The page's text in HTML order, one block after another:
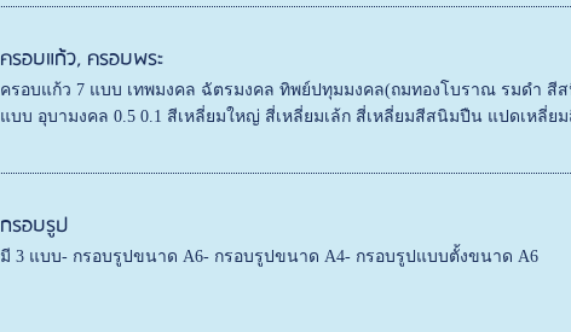
ครอบแก้ว, ครอบพระ
ครอบแก้ว 7 แบบ เทพมงคล ฉัตรมงคล ทิพย์ปทุมมงคล(ถมทองโบราณ รมดำ สี
แบบ อุบามงคล 0.5 0.1 สีเหลี่ยมใหญ่ สี่เหลี่ยมเล้ก สี่เหลี่ยมสีสนิมปืน แปดเหลี่ยม
กรอบรูป
มี 3 แบบ- กรอบรูปขนาด A6- กรอบรูปขนาด A4- กรอบรูปแบบตั้งขนาด A6